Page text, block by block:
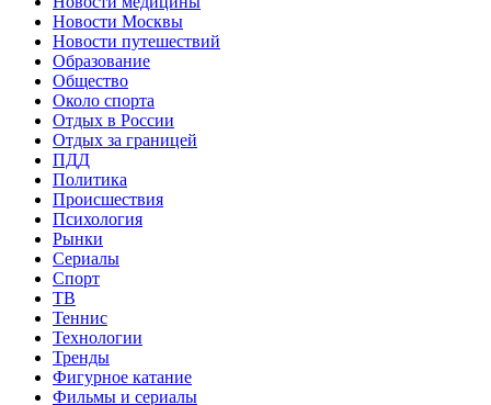
Новости Москвы
Новости путешествий
Образование
Общество
Около спорта
Отдых в России
Отдых за границей
ПДД
Политика
Происшествия
Психология
Рынки
Сериалы
Спорт
ТВ
Теннис
Технологии
Тренды
Фигурное катание
Фильмы и сериалы